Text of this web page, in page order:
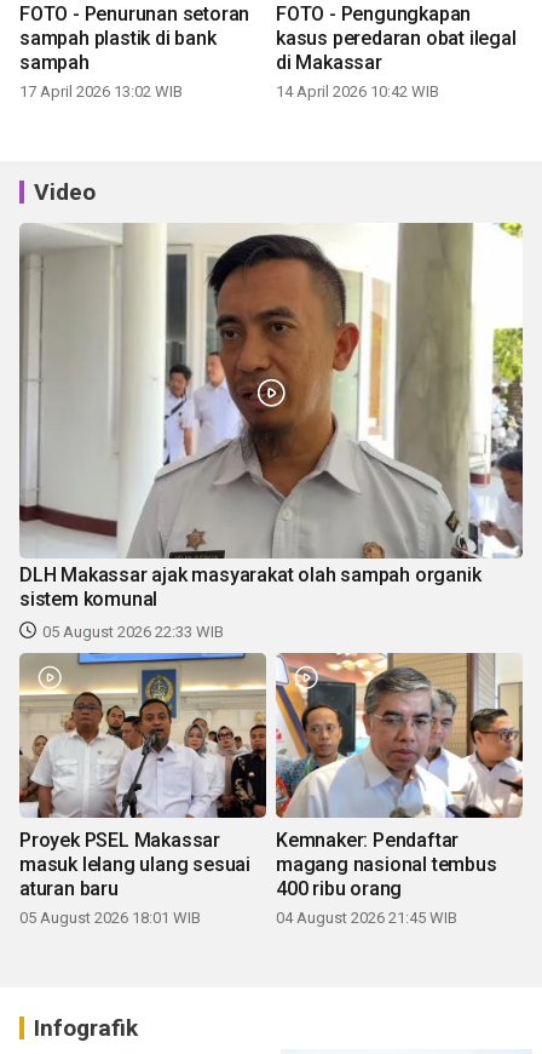
FOTO - Penurunan setoran
sampah plastik di bank
sampah
17 April 2026 13:02 WIB
FOTO - Pengungkapan
kasus peredaran obat ilegal
di Makassar
14 April 2026 10:42 WIB
Video
DLH Makassar ajak masyarakat olah sampah organik
sistem komunal
05 August 2026 22:33 WIB
Proyek PSEL Makassar
masuk lelang ulang sesuai
aturan baru
05 August 2026 18:01 WIB
Kemnaker: Pendaftar
magang nasional tembus
400 ribu orang
04 August 2026 21:45 WIB
Infografik